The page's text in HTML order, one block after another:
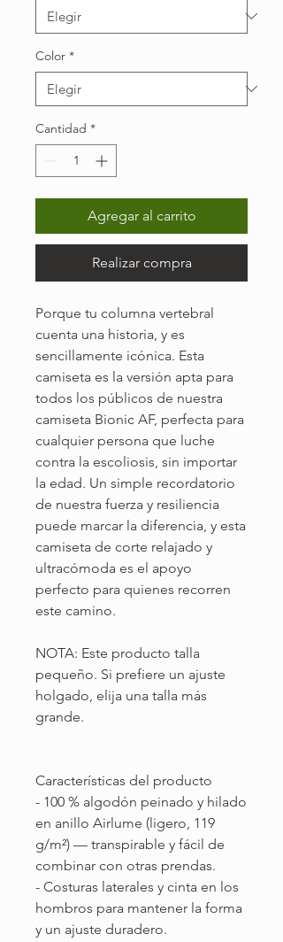
Color *
Cantidad *
Agregar al carrito
Realizar compra
Porque tu columna vertebral
cuenta una historia, y es
sencillamente icónica. Esta
camiseta es la versión apta para
todos los públicos de nuestra
camiseta Bionic AF, perfecta para
cualquier persona que luche
contra la escoliosis, sin importar
la edad. Un simple recordatorio
de nuestra fuerza y resiliencia
puede marcar la diferencia, y esta
camiseta de corte relajado y
ultracómoda es el apoyo
perfecto para quienes recorren
este camino.
NOTA: Este producto talla
pequeño. Si prefiere un ajuste
holgado, elija una talla más
grande.
Características del producto
- 100 % algodón peinado y hilado
en anillo Airlume (ligero, 119
g/m²) — transpirable y fácil de
combinar con otras prendas.
- Costuras laterales y cinta en los
hombros para mantener la forma
y un ajuste duradero.